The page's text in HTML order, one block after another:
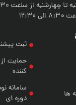
ثبت پیشنهاد
حمایت از
کننده
سامانه نوبت
دوره ای